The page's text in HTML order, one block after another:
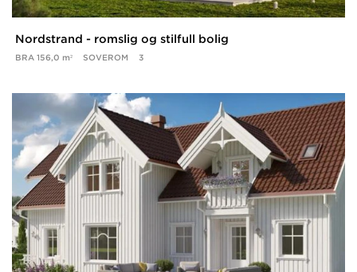
Nordstrand - romslig og stilfull bolig
BRA 156,0 m² SOVEROM 3